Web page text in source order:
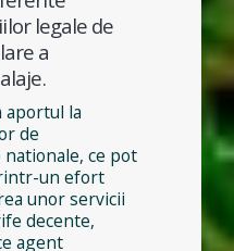
legale de
a
aportul la
de
ce pot
un efort
unor servicii
decente,
agent